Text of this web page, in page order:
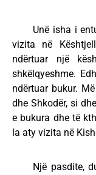
Unë isha i
vizita në
ndërtuar një
shkëlqyeshme.
ndërtuar bukur.
dhe Shkodër, si
e bukura dhe të
la aty vizita në
Një pasdite,